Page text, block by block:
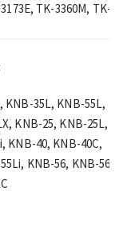
TK-3360M, TK-
KNB-35L, KNB-55L,
KNB-25, KNB-25L,
KNB-40, KNB-40C,
KNB-56, KNB-56L,